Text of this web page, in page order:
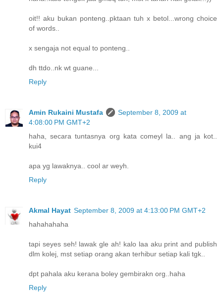
oit!! aku bukan ponteng..pktaan tuh x betol...wrong choice
of words..
x sengaja not equal to ponteng..
dh ttdo..nk wt guane...
Reply
Amin Rukaini Mustafa
September 8, 2009 at
4:08:00 PM GMT+2
haha, secara tuntasnya org kata comeyl la.. ang ja kot..
kui4
apa yg lawaknya.. cool ar weyh.
Reply
Akmal Hayat September 8, 2009 at 4:13:00 PM GMT+2
hahahahaha
tapi seyes seh! lawak gle ah! kalo laa aku print and publish
dlm kolej, mst setiap orang akan terhibur setiap kali tgk..
dpt pahala aku kerana boley gembirakn org..haha
Reply